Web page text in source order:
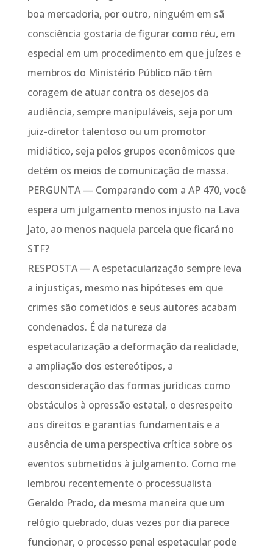
boa mercadoria, por outro, ninguém em sã
consciência gostaria de figurar como réu, em
especial em um procedimento em que juízes e
membros do Ministério Público não têm
coragem de atuar contra os desejos da
audiência, sempre manipuláveis, seja por um
juiz-diretor talentoso ou um promotor
midiático, seja pelos grupos econômicos que
detém os meios de comunicação de massa.
PERGUNTA — Comparando com a AP 470, você
espera um julgamento menos injusto na Lava
Jato, ao menos naquela parcela que ficará no
STF?
RESPOSTA — A espetacularização sempre leva
a injustiças, mesmo nas hipóteses em que
crimes são cometidos e seus autores acabam
condenados. É da natureza da
espetacularização a deformação da realidade,
a ampliação dos estereótipos, a
desconsideração das formas jurídicas como
obstáculos à opressão estatal, o desrespeito
aos direitos e garantias fundamentais e a
ausência de uma perspectiva crítica sobre os
eventos submetidos à julgamento. Como me
lembrou recentemente o processualista
Geraldo Prado, da mesma maneira que um
relógio quebrado, duas vezes por dia parece
funcionar, o processo penal espetacular pode